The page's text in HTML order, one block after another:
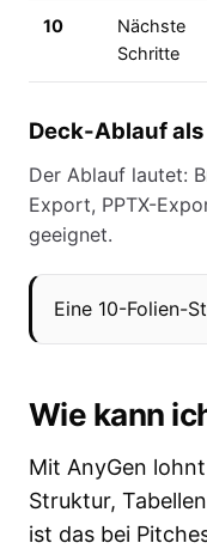
10
Nächste
Schritte
Deck-Ablauf
Der Ablauf lautet:
Export, PPTX-
geeignet.
Eine 10-Folien-
Wie kann
Mit AnyGen
Struktur,
ist das bei